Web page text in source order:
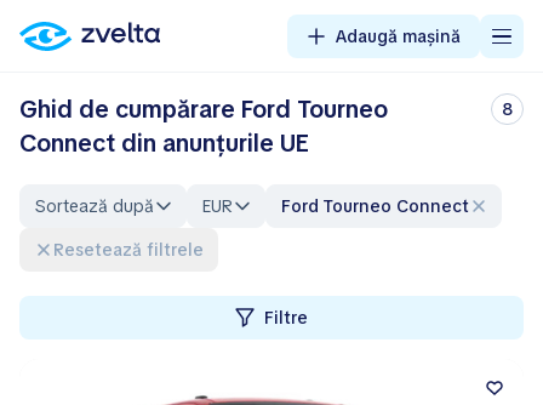
Adaugă mașină
Ghid de cumpărare Ford Tourneo
Connect din anunțurile UE
8
Sortează după EUR
Ford Tourneo Connect
Resetează filtrele
Filtre